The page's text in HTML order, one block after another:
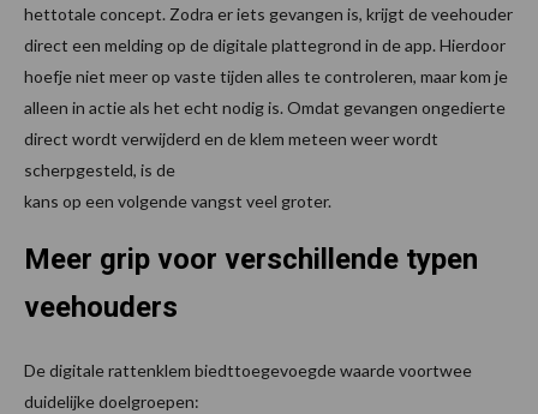
hettotale concept. Zodra er iets gevangen is, krijgt de veehouder
direct een melding op de digitale plattegrond in de app. Hierdoor
hoefje niet meer op vaste tijden alles te controleren, maar kom je
alleen in actie als het echt nodig is. Omdat gevangen ongedierte
direct wordt verwijderd en de klem meteen weer wordt
scherpgesteld, is de
kans op een volgende vangst veel groter.
Meer grip voor verschillende typen
veehouders
De digitale rattenklem biedttoegevoegde waarde voortwee
duidelijke doelgroepen: